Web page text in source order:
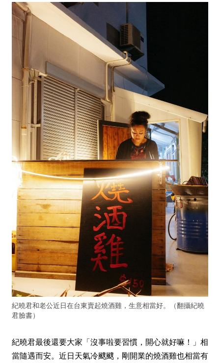
紀曉君和老公近日在台東賣起燒酒雞，生意相當好。（翻攝紀曉
君臉書）
紀曉君最後還要大家「沒事啦要習慣，開心就好嘛！」相
當隨遇而安。近日天氣冷颼颼，剛開業的燒酒雞也相當有